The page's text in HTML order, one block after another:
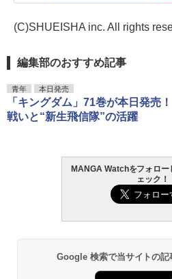
(C)SHUEISHA inc. All rights
編集部のおすすめ記事
青年 本日発売
「キングダム」71巻が本日発売
戦いと“新生飛信隊”の活躍
MANGA Watchをフォロー
ェック！
Google 検索で当サイトの記